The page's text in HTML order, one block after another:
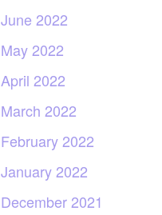
June 2022
May 2022
April 2022
March 2022
February 2022
January 2022
December 2021